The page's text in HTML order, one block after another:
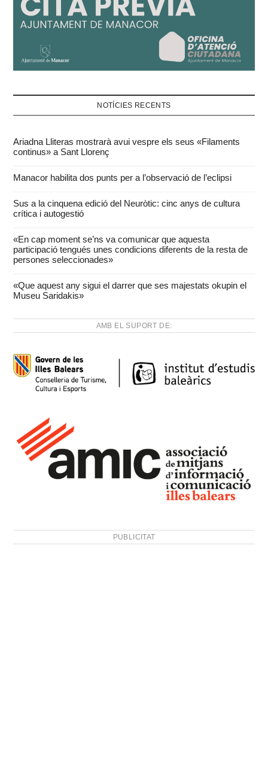
NOTÍCIES RECENTS
Ariadna Lliteras mostrarà avui vespre els seus «Filaments
continus» a Sant Llorenç
Manacor habilita dos punts per a l’observació de l’eclipsi
Sus a la cinquena edició del Neuròtic: cinc anys de cultura
crítica i autogestió
«En cap moment se’ns va comunicar que aquesta
participació tengués unes condicions diferents de la resta de
persones seleccionades»
«Que aquest any sigui el darrer que ses majestats okupin el
Museu Saridakis»
AMB EL SUPORT DE:
PUBLICITAT